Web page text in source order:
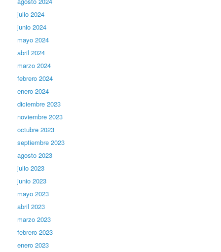
julio 2024
junio 2024
mayo 2024
abril 2024
marzo 2024
febrero 2024
enero 2024
diciembre 2023
noviembre 2023
octubre 2023
septiembre 2023
agosto 2023
julio 2023
junio 2023
mayo 2023
abril 2023
marzo 2023
febrero 2023
enero 2023